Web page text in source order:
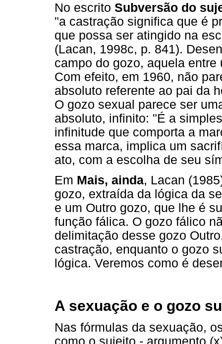
No escrito Subversão do
"a castração significa que é
que possa ser atingido na
(Lacan, 1998c, p. 841).
campo do gozo, aquela
Com efeito, em 1960, não
absoluto referente ao pai da
O gozo sexual parece ser
absoluto, infinito: "É a
infinitude que comporta a
essa marca, implica um
ato, com a escolha de seu
Em Mais, ainda, Lacan
gozo, extraída da lógica da
e um Outro gozo, que lhe é
função fálica. O gozo fálico
delimitação desse gozo
castração, enquanto o gozo
lógica. Veremos como é
A sexuação e o gozo
Nas fórmulas da sexuação,